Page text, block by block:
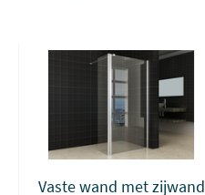
Vaste wand met zijwand